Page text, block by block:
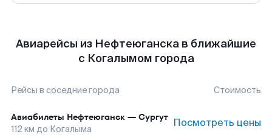
Авиарейсы из Нефтеюганска в ближайшие
с Когалымом города
Рейсы в соседние города Стоимость
Авиабилеты Нефтеюганск — Сургут
112 км до Когалыма Посмотреть цены